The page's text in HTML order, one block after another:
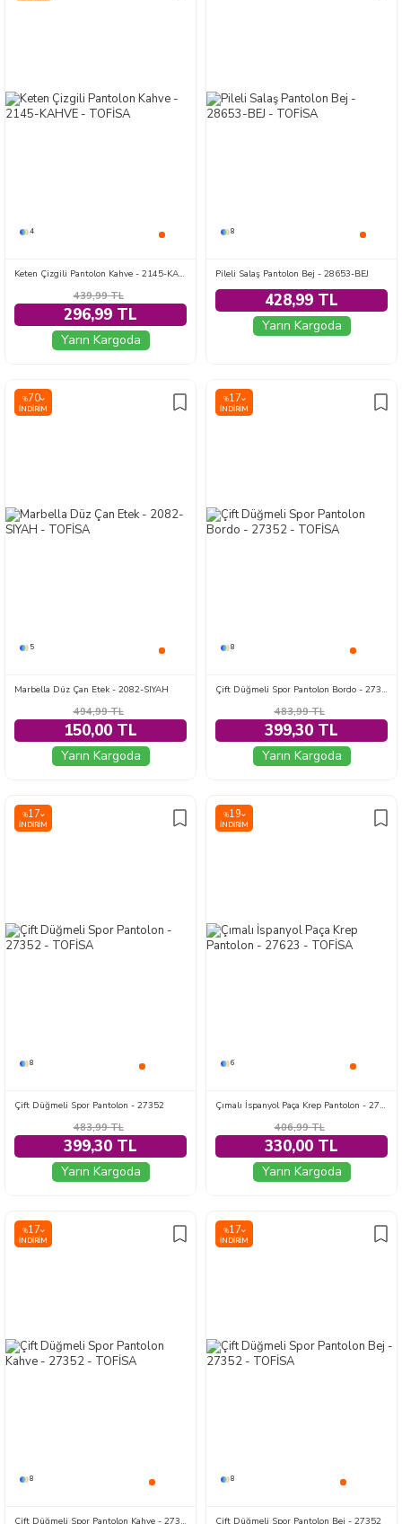
4
Keten Çizgili Pantolon Kahve - 2145-KAHVE
439,99TL
296,99 TL
Yarın Kargoda
8
Pileli Salaş Pantolon Bej - 28653-BEJ
428,99 TL
Yarın Kargoda
%70
İNDIRIM
5
Marbella Düz Çan Etek - 2082-SIYAH
494,99TL
150,00 TL
Yarın Kargoda
%17
İNDIRIM
8
Çift Düğmeli Spor Pantolon Bordo - 27352
483,99TL
399,30 TL
Yarın Kargoda
%17
İNDIRIM
8
Çift Düğmeli Spor Pantolon - 27352
483,99TL
399,30 TL
Yarın Kargoda
%19
İNDIRIM
6
Çımalı İspanyol Paça Krep Pantolon - 27623
406,99TL
330,00 TL
Yarın Kargoda
%17
İNDIRIM
8
Çift Düğmeli Spor Pantolon Kahve - 27352
%17
İNDIRIM
8
Çift Düğmeli Spor Pantolon Bej - 27352